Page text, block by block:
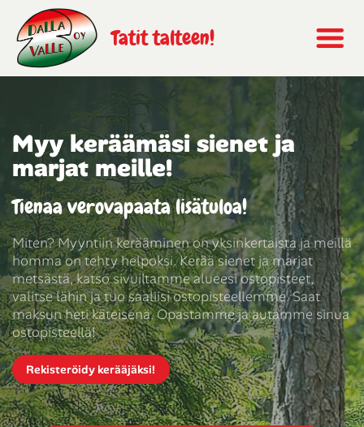
Tatit talteen!
Myy keräämäsi sienet ja
marjat meille!
Tienaa verovapaata lisätuloa!
Miten? Myyntiin kerääminen on yksinkertaista ja meillä
homma on tehty helpoksi. Kerää sienet ja marjat
metsästä, katso sivuiltamme alueesi ostopisteet,
valitse lähin ja tuo saaliisi ostopisteellemme. Saat
maksun heti käteisenä. Opastamme ja autamme sinua
ostopisteellä!
Rekisteröidy kerääjäksi!